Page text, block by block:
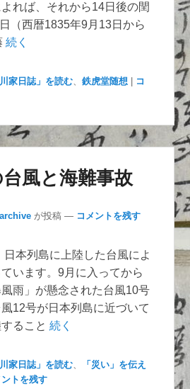
れば、それから14日後の閏
（西暦1835年9月13日から
続く
川家日誌」を読む、鉄虎堂随想
コ
風と海難事故
が投稿 — コメントを残す
本列島に上陸した台風によ
います。9月に入ってから
雨」が懸念された台風10号
12号が日本列島に近づいて
すること続く
川家日誌」を読む
「災い」を伝え
ントを残す